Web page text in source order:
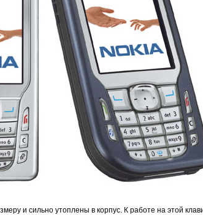
и сильно утоплены в корпус. К работе на этой